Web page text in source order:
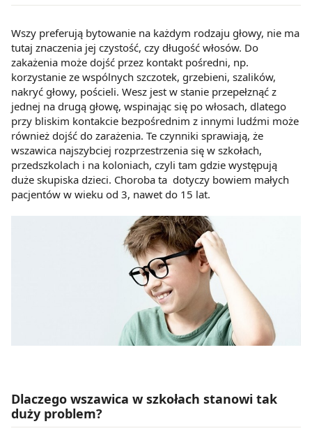
Wszy preferują bytowanie na każdym rodzaju głowy, nie ma
tutaj znaczenia jej czystość, czy długość włosów. Do
zakażenia może dojść przez kontakt pośredni, np.
korzystanie ze wspólnych szczotek, grzebieni, szalików,
nakryć głowy, pościeli. Wesz jest w stanie przepełznąć z
jednej na drugą głowę, wspinając się po włosach, dlatego
przy bliskim kontakcie bezpośrednim z innymi ludźmi może
również dojść do zarażenia. Te czynniki sprawiają, że
wszawica najszybciej rozprzestrzenia się w szkołach,
przedszkolach i na koloniach, czyli tam gdzie występują
duże skupiska dzieci. Choroba ta dotyczy bowiem małych
pacjentów w wieku od 3, nawet do 15 lat.
Dlaczego wszawica w szkołach stanowi tak
duży problem?